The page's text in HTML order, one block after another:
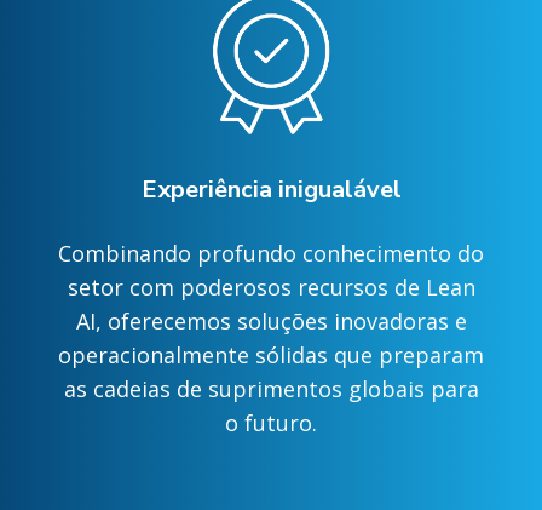
Experiência inigualável
Combinando profundo conhecimento do
setor com poderosos recursos de Lean
AI, oferecemos soluções inovadoras e
operacionalmente sólidas que preparam
as cadeias de suprimentos globais para
o futuro.